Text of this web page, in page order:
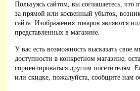
Пользуясь сайтом, вы соглашаетесь, что
за прямой или косвенный убыток,
сайта. Изображения товаров являются
представленных в магазине.
У вас есть возможность высказать свое
доступности в конкретном магазине,
сориентироваться другим
или скидке, пожалуйста, сообщите нам